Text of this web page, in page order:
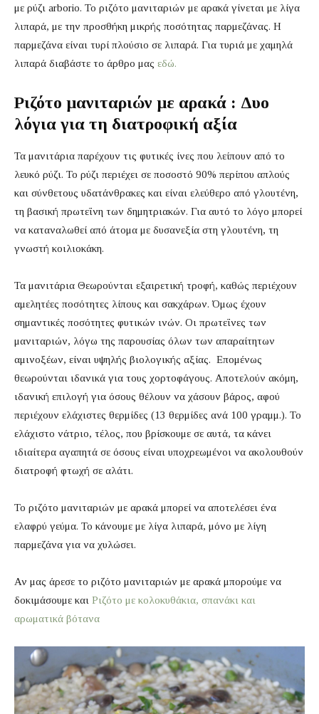
με ρύζι arborio. Το ριζότο μανιταριών με αρακά γίνεται με λίγα
λιπαρά, με την προσθήκη μικρής ποσότητας παρμεζάνας. Η
παρμεζάνα είναι τυρί πλούσιο σε λιπαρά. Για τυριά με χαμηλά
λιπαρά διαβάστε το άρθρο μας εδώ.
Ριζότο μανιταριών με αρακά : Δυο
λόγια για τη διατροφική αξία
Τα μανιτάρια παρέχουν τις φυτικές ίνες που λείπουν από το
λευκό ρύζι. Το ρύζι περιέχει σε ποσοστό 90% περίπου απλούς
και σύνθετους υδατάνθρακες και είναι ελεύθερο από γλουτένη,
τη βασική πρωτεΐνη των δημητριακών. Για αυτό το λόγο μπορεί
να καταναλωθεί από άτομα με δυσανεξία στη γλουτένη, τη
γνωστή κοιλιοκάκη.
Τα μανιτάρια Θεωρούνται εξαιρετική τροφή, καθώς περιέχουν
αμελητέες ποσότητες λίπους και σακχάρων. Όμως έχουν
σημαντικές ποσότητες φυτικών ινών. Οι πρωτεΐνες των
μανιταριών, λόγω της παρουσίας όλων των απαραίτητων
αμινοξέων, είναι υψηλής βιολογικής αξίας. Επομένως
θεωρούνται ιδανικά για τους χορτοφάγους. Αποτελούν ακόμη,
ιδανική επιλογή για όσους θέλουν να χάσουν βάρος, αφού
περιέχουν ελάχιστες θερμίδες (13 θερμίδες ανά 100 γραμμ.). Το
ελάχιστο νάτριο, τέλος, που βρίσκουμε σε αυτά, τα κάνει
ιδιαίτερα αγαπητά σε όσους είναι υποχρεωμένοι να ακολουθούν
διατροφή φτωχή σε αλάτι.
Το ριζότο μανιταριών με αρακά μπορεί να αποτελέσει ένα
ελαφρύ γεύμα. Το κάνουμε με λίγα λιπαρά, μόνο με λίγη
παρμεζάνα για να χυλώσει.
Αν μας άρεσε το ριζότο μανιταριών με αρακά μπορούμε να
δοκιμάσουμε και Ριζότο με κολοκυθάκια, σπανάκι και
αρωματικά βότανα